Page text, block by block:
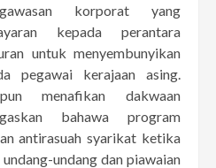
korporat yang
kepada perantara
untuk menyembunyikan
pegawai kerajaan asing.
menafikan dakwaan
bahawa program
antirasuah syarikat ketika
undang dan piawaian